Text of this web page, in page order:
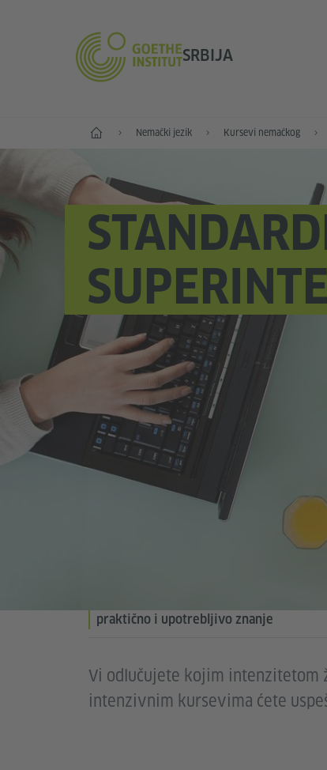
SRBIJA
Početak Nemački jezik Kursevi nemačkog
Vi odlučujete kojim intenzitetom
intenzivnim kursevima ćete
praktično i upotrebljivo znanje